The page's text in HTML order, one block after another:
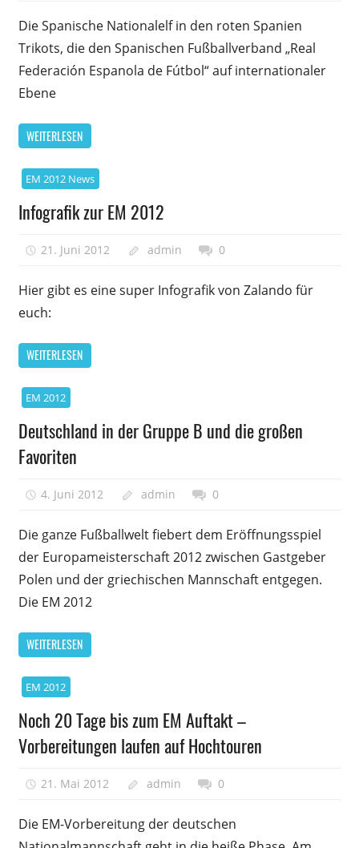
Die Spanische Nationalelf in den roten Spanien
Trikots, die den Spanischen Fußballverband „Real
Federación Espanola de Fútbol“ auf internationaler
Ebene
WEITERLESEN
EM 2012 News
Infografik zur EM 2012
21. Juni 2012 admin 0
Hier gibt es eine super Infografik von Zalando für
euch:
WEITERLESEN
EM 2012
Deutschland in der Gruppe B und die großen
Favoriten
4. Juni 2012 admin 0
Die ganze Fußballwelt fiebert dem Eröffnungsspiel
der Europameisterschaft 2012 zwischen Gastgeber
Polen und der griechischen Mannschaft entgegen.
Die EM 2012
WEITERLESEN
EM 2012
Noch 20 Tage bis zum EM Auftakt –
Vorbereitungen laufen auf Hochtouren
21. Mai 2012 admin 0
Die EM-Vorbereitung der deutschen